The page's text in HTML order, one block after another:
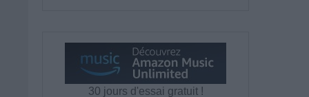
30 jours d'essai gratuit !